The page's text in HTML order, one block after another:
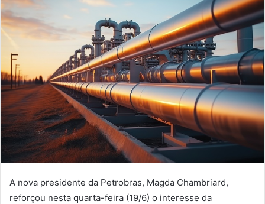
A nova presidente da Petrobras, Magda Chambriard,
reforçou nesta quarta-feira (19/6) o interesse da